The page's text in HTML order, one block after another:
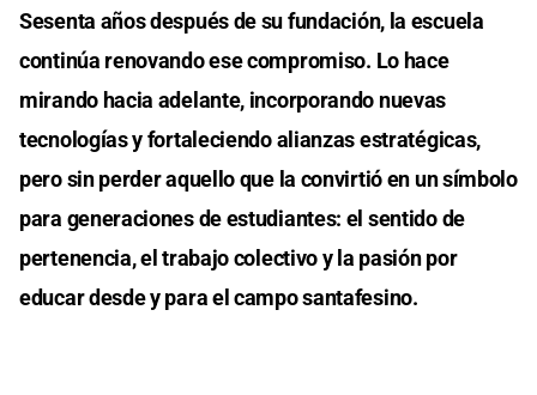
Sesenta años después de su fundación, la escuela
continúa renovando ese compromiso. Lo hace
mirando hacia adelante, incorporando nuevas
tecnologías y fortaleciendo alianzas estratégicas,
pero sin perder aquello que la convirtió en un símbolo
para generaciones de estudiantes: el sentido de
pertenencia, el trabajo colectivo y la pasión por
educar desde y para el campo santafesino.